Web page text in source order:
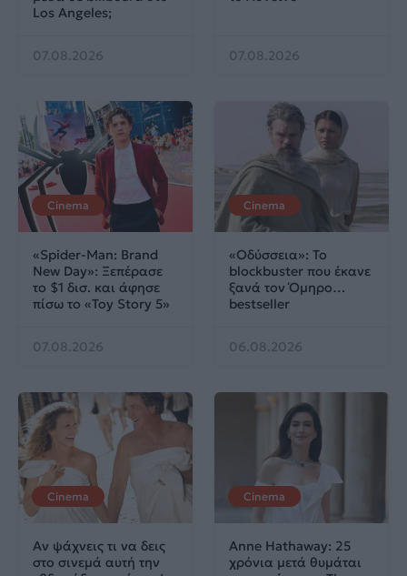
Los Angeles;
07.08.2026 07.08.2026
Cinema
«Spider-Man: Brand
New Day»: Ξεπέρασε
το $1 δισ. και άφησε
πίσω το «Toy Story 5»
07.08.2026
Cinema
«Οδύσσεια»: Το
blockbuster που έκανε
ξανά τον Όμηρο…
bestseller
06.08.2026
Cinema
Αν ψάχνεις τι να δεις
στο σινεμά αυτή την
Cinema
Anne Hathaway: 25
χρόνια μετά θυμάται